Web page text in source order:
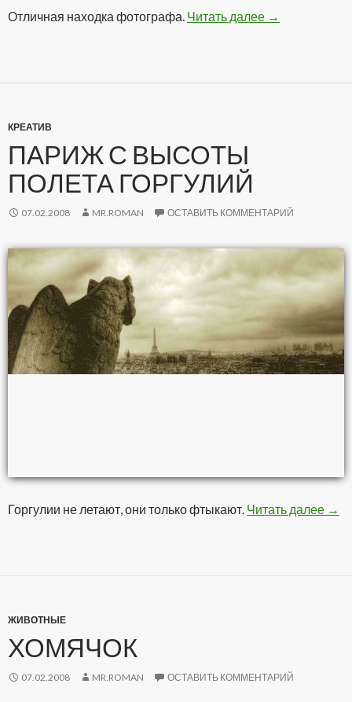
Отличная находка фотографа. Читать далее Тени
→
КРЕАТИВ
ПАРИЖ С ВЫСОТЫ
ПОЛЕТА ГОРГУЛИЙ
07.02.2008 MR.ROMAN ОСТАВИТЬ КОММЕНТАРИЙ
Горгулии не летают, они только фтыкают. Читать далее →
ЖИВОТНЫЕ
ХОМЯЧОК
07.02.2008 MR.ROMAN ОСТАВИТЬ КОММЕНТАРИЙ